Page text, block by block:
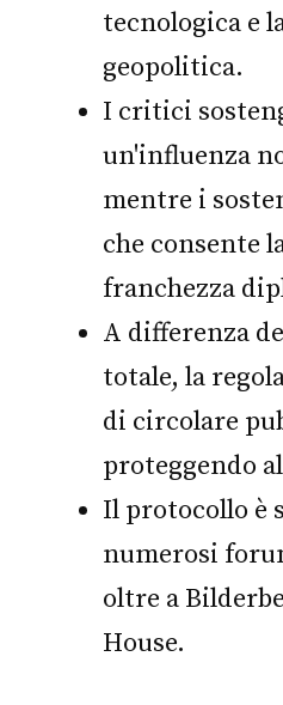
tecnologica e
geopolitica.
I critici
un'influenza
mentre i
che consente
franchezza
A differenza
totale, la
di circolare
proteggendo
Il protocollo è
numerosi
oltre a
House.